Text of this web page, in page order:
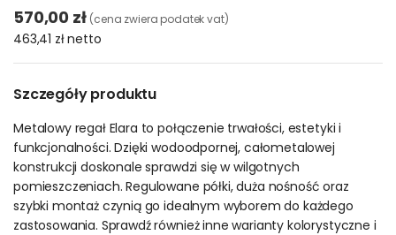
570,00 zł (cena zwiera podatek vat)
463,41 złnetto
Szczegóły produktu
Metalowy regał Elara to połączenie trwałości, estetyki i
funkcjonalności. Dzięki wodoodpornej, całometalowej
konstrukcji doskonale sprawdzi się w wilgotnych
pomieszczeniach. Regulowane półki, duża nośność oraz
szybki montaż czynią go idealnym wyborem do każdego
zastosowania. Sprawdź również inne warianty kolorystyczne i